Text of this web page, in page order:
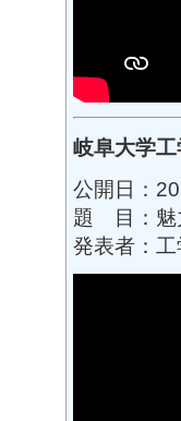
岐阜大学
公開日：
題 目：魅
発表者：